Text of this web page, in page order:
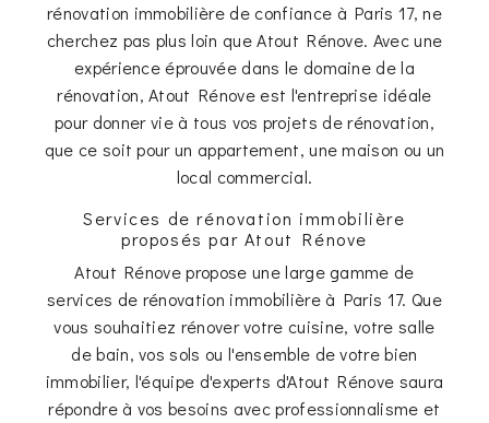
rénovation immobilière de confiance à Paris 17, ne
cherchez pas plus loin que Atout Rénove. Avec une
expérience éprouvée dans le domaine de la
rénovation, Atout Rénove est l'entreprise idéale
pour donner vie à tous vos projets de rénovation,
que ce soit pour un appartement, une maison ou un
local commercial.
Services de rénovation immobilière
proposés par Atout Rénove
Atout Rénove propose une large gamme de
services de rénovation immobilière à Paris 17. Que
vous souhaitiez rénover votre cuisine, votre salle
de bain, vos sols ou l'ensemble de votre bien
immobilier, l'équipe d'experts d'Atout Rénove saura
répondre à vos besoins avec professionnalisme et